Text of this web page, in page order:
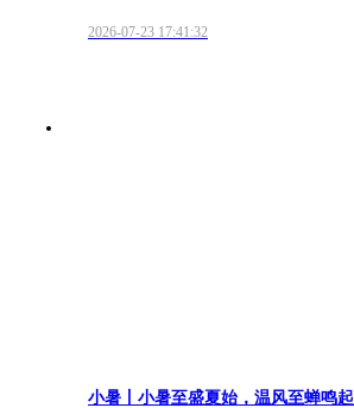
2026-07-23 17:41:32
小暑丨小暑至盛夏始，温风至蝉鸣起